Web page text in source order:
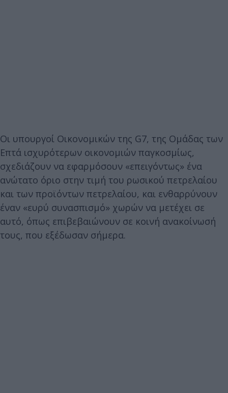
Οι υπουργοί Οικονομικών της G7, της Ομάδας των
Επτά ισχυρότερων οικονομιών παγκοσμίως,
σχεδιάζουν να εφαρμόσουν «επειγόντως» ένα
ανώτατο όριο στην τιμή του ρωσικού πετρελαίου
και των προϊόντων πετρελαίου, και ενθαρρύνουν
έναν «ευρύ συνασπισμό» χωρών να μετέχει σε
αυτό, όπως επιβεβαιώνουν σε κοινή ανακοίνωσή
τους, που εξέδωσαν σήμερα.